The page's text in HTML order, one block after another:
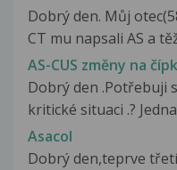
Dobrý den. Můj
CT mu napsali AS a
AS-CUS změny na
Dobrý den .Potřebuji
kritické situaci .?
Asacol
Dobrý den,teprve